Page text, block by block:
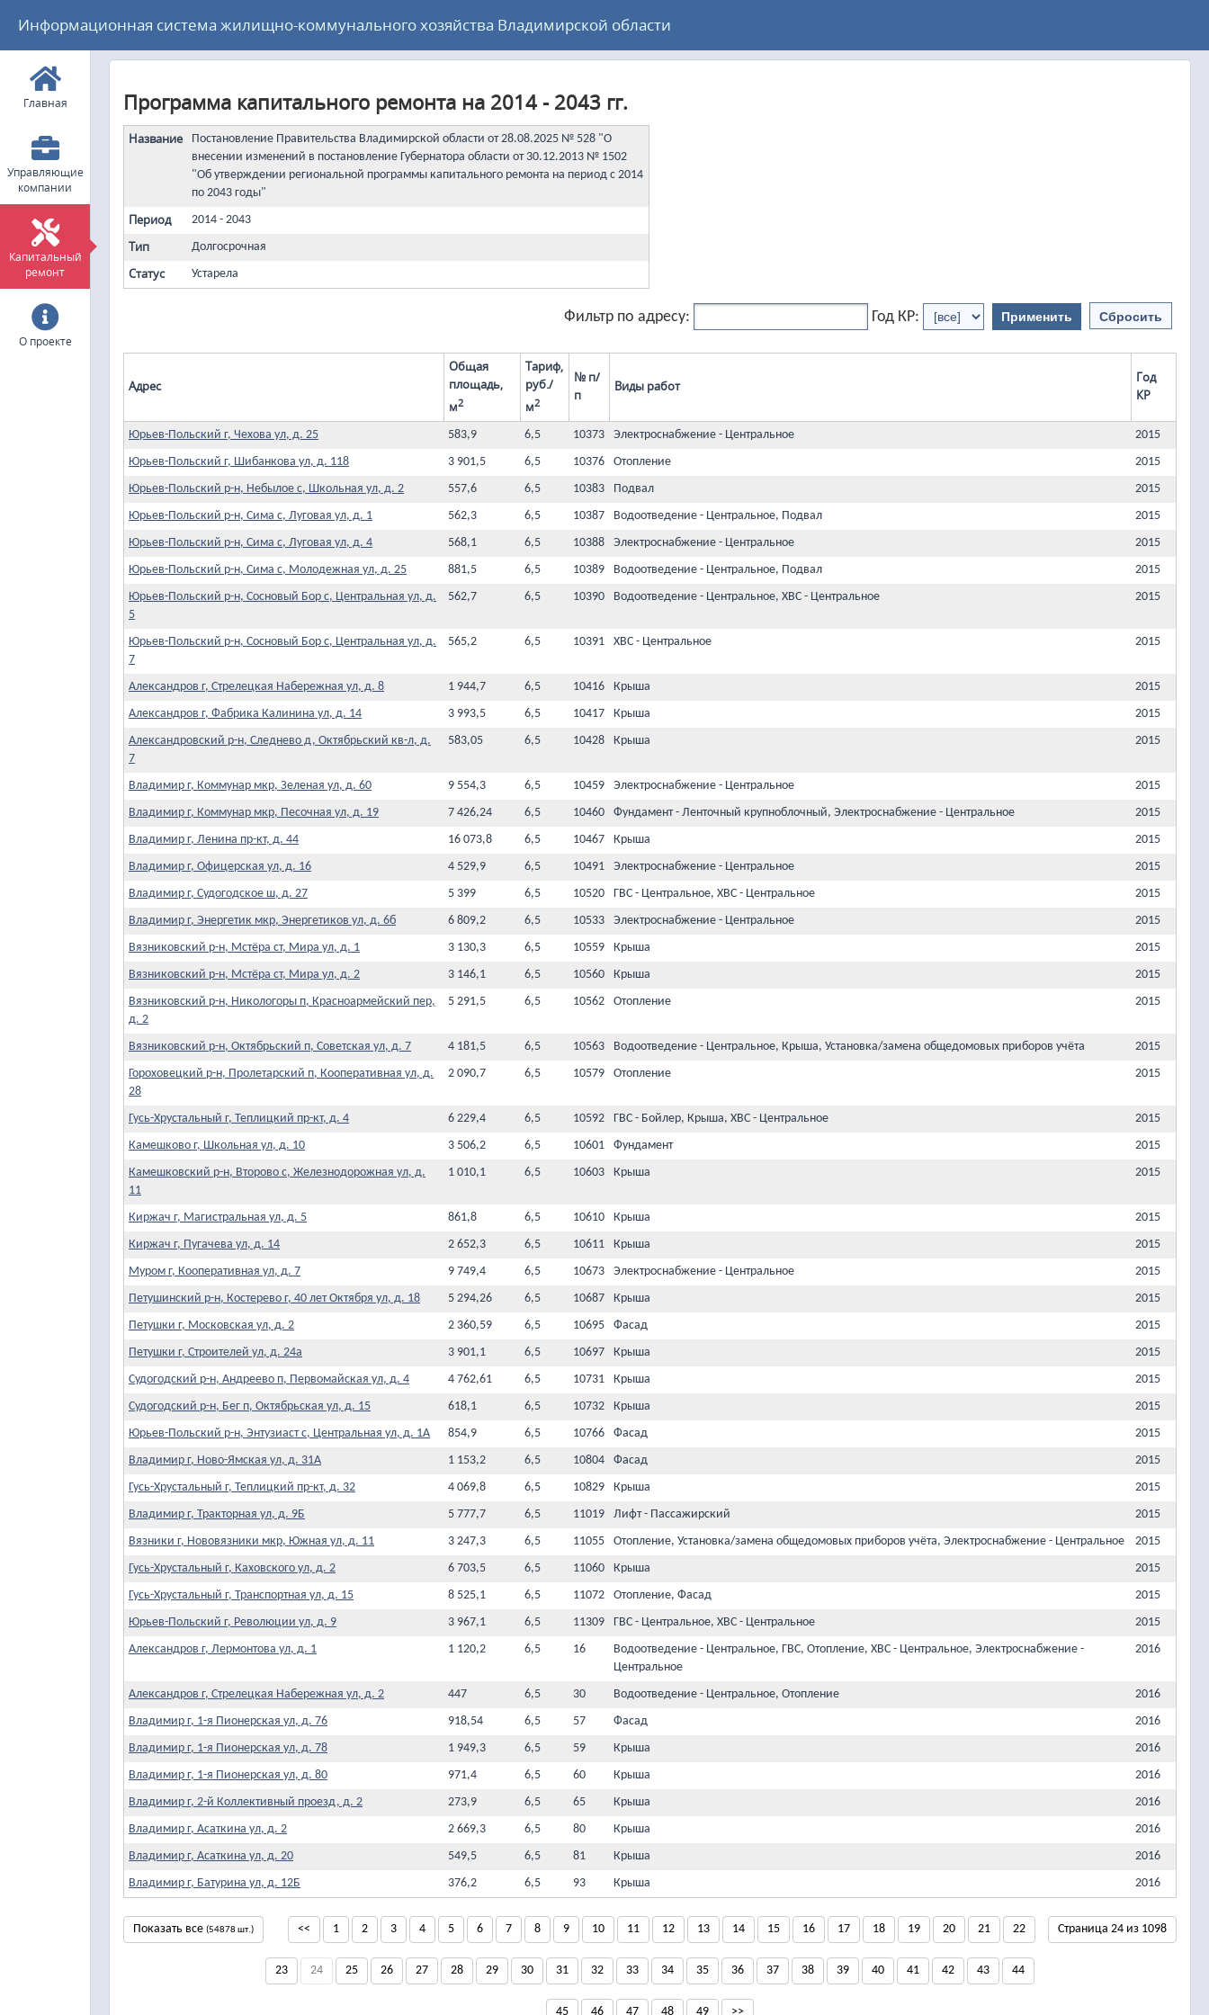
Информационная система жилищно-коммунального хозяйства Владимирской области
Главная
Управляющие
компании
Капитальный
ремонт
О проекте
Программа капитального ремонта на 2014 - 2043 гг.
Название
Постановление Правительства Владимирской области от 28.08.2025 № 528 "О
внесении изменений в постановление Губернатора области от 30.12.2013 № 1502
"Об утверждении региональной программы капитального ремонта на период с 2014
по 2043 годы"
Период 2014 - 2043
Тип Долгосрочная
Статус Устарела
Фильтр по адресу: Год КР: Применить Сбросить
Адрес
Общая
площадь,
м2
Тариф,
руб./
м2
№ п/
п
Виды работ
Год
КР
Юрьев-Польский г, Чехова ул, д. 25 583,9 6,5 10373 Электроснабжение - Центральное
2015
Юрьев-Польский г, Шибанкова ул, д. 118
3 901,5 6,5 10376 Отопление
2015
Юрьев-Польский р-н, Небылое с, Школьная ул, д. 2
557,6 6,5 10383 Подвал
2015
Юрьев-Польский р-н, Сима с, Луговая ул, д. 1
562,3 6,5 10387 Водоотведение - Центральное, Подвал
2015
Юрьев-Польский р-н, Сима с, Луговая ул, д. 4
568,1 6,5 10388 Электроснабжение - Центральное
2015
Юрьев-Польский р-н, Сима с, Молодежная ул, д. 25
881,5 6,5 10389 Водоотведение - Центральное, Подвал
2015
Юрьев-Польский р-н, Сосновый Бор с, Центральная ул, д.
5
562,7 6,5 10390 Водоотведение - Центральное, ХВС - Центральное 2015
Юрьев-Польский р-н, Сосновый Бор с, Центральная ул, д.
7
565,2 6,5 10391 ХВС - Центральное 2015
Александров г, Стрелецкая Набережная ул, д. 8 1 944,7 6,5 10416 Крыша
2015
Александров г, Фабрика Калинина ул, д. 14
3 993,5 6,5 10417 Крыша
2015
Александровский р-н, Следнево д, Октябрьский кв-л, д.
7
583,05 6,5 10428 Крыша 2015
Владимир г, Коммунар мкр, Зеленая ул, д. 60 9 554,3 6,5 10459 Электроснабжение - Центральное
2015
Владимир г, Коммунар мкр, Песочная ул, д. 19
7 426,24 6,5 10460 Фундамент - Ленточный крупноблочный, Электроснабжение - Центральное
2015
Владимир г, Ленина пр-кт, д. 44
16 073,8 6,5 10467 Крыша
2015
Владимир г, Офицерская ул, д. 16
4 529,9 6,5 10491 Электроснабжение - Центральное
2015
Владимир г, Судогодское ш, д. 27
5 399 6,5 10520 ГВС - Центральное, ХВС - Центральное
2015
Владимир г, Энергетик мкр, Энергетиков ул, д. 6б
6 809,2 6,5 10533 Электроснабжение - Центральное
2015
Вязниковский р-н, Мстёра ст, Мира ул, д. 1
3 130,3 6,5 10559 Крыша
2015
Вязниковский р-н, Мстёра ст, Мира ул, д. 2
3 146,1 6,5 10560 Крыша
2015
Вязниковский р-н, Никологоры п, Красноармейский пер,
д. 2
5 291,5 6,5 10562 Отопление 2015
Вязниковский р-н, Октябрьский п, Советская ул, д. 7 4 181,5 6,5 10563 Водоотведение - Центральное, Крыша, Установка/замена общедомовых приборов учёта
2015
Гороховецкий р-н, Пролетарский п, Кооперативная ул, д.
28
2 090,7 6,5 10579 Отопление 2015
Гусь-Хрустальный г, Теплицкий пр-кт, д. 4 6 229,4 6,5 10592 ГВС - Бойлер, Крыша, ХВС - Центральное
2015
Камешково г, Школьная ул, д. 10
3 506,2 6,5 10601 Фундамент
2015
Камешковский р-н, Второво с, Железнодорожная ул, д.
11
1 010,1 6,5 10603 Крыша 2015
Киржач г, Магистральная ул, д. 5 861,8 6,5 10610 Крыша
2015
Киржач г, Пугачева ул, д. 14
2 652,3 6,5 10611 Крыша
2015
Муром г, Кооперативная ул, д. 7
9 749,4 6,5 10673 Электроснабжение - Центральное
2015
Петушинский р-н, Костерево г, 40 лет Октября ул, д. 18
5 294,26 6,5 10687 Крыша
2015
Петушки г, Московская ул, д. 2
2 360,59 6,5 10695 Фасад
2015
Петушки г, Строителей ул, д. 24а
3 901,1 6,5 10697 Крыша
2015
Судогодский р-н, Андреево п, Первомайская ул, д. 4
4 762,61 6,5 10731 Крыша
2015
Судогодский р-н, Бег п, Октябрьская ул, д. 15
618,1 6,5 10732 Крыша
2015
Юрьев-Польский р-н, Энтузиаст с, Центральная ул, д. 1А
854,9 6,5 10766 Фасад
2015
Владимир г, Ново-Ямская ул, д. 31А
1 153,2 6,5 10804 Фасад
2015
Гусь-Хрустальный г, Теплицкий пр-кт, д. 32
4 069,8 6,5 10829 Крыша
2015
Владимир г, Тракторная ул, д. 9Б
5 777,7 6,5 11019 Лифт - Пассажирский
2015
Вязники г, Нововязники мкр, Южная ул, д. 11
3 247,3 6,5 11055 Отопление, Установка/замена общедомовых приборов учёта, Электроснабжение - Центральное
2015
Гусь-Хрустальный г, Каховского ул, д. 2
6 703,5 6,5 11060 Крыша
2015
Гусь-Хрустальный г, Транспортная ул, д. 15
8 525,1 6,5 11072 Отопление, Фасад
2015
Юрьев-Польский г, Революции ул, д. 9
3 967,1 6,5 11309 ГВС - Центральное, ХВС - Центральное
2015
Александров г, Лермонтова ул, д. 1
1 120,2 6,5 16
Водоотведение - Центральное, ГВС, Отопление, ХВС - Центральное, Электроснабжение -
Центральное
2016
Александров г, Стрелецкая Набережная ул, д. 2 447 6,5 30 Водоотведение - Центральное, Отопление
2016
Владимир г, 1-я Пионерская ул, д. 76
918,54 6,5 57 Фасад
2016
Владимир г, 1-я Пионерская ул, д. 78
1 949,3 6,5 59 Крыша
2016
Владимир г, 1-я Пионерская ул, д. 80
971,4 6,5 60 Крыша
2016
Владимир г, 2-й Коллективный проезд, д. 2
273,9 6,5 65 Крыша
2016
Владимир г, Асаткина ул, д. 2
2 669,3 6,5 80 Крыша
2016
Владимир г, Асаткина ул, д. 20
549,5 6,5 81 Крыша
2016
Владимир г, Батурина ул, д. 12Б
376,2 6,5 93 Крыша 2016
Показать все (54878 шт.) Страница 24 из 1098
<< 1 2 3 4 5 6 7 8 9 10 11 12 13 14 15 16 17 18 19 20 21 22
23 24 25 26 27 28 29 30 31 32 33 34 35 36 37 38 39 40 41 42 43 44
45 46 47 48 49 >>